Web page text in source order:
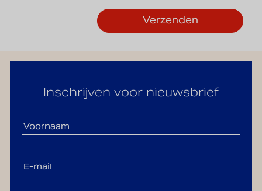
Inschrijven voor nieuwsbrief